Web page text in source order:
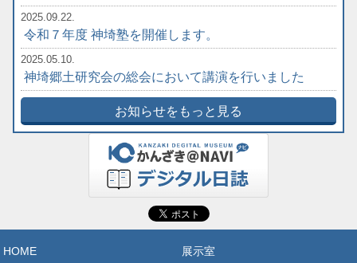
2025.09.22.
令和７年度 神埼塾を開催します。
2025.05.10.
神埼郷土研究会の総会において講演を行いました
お知らせをもっと見る
HOME 展示室